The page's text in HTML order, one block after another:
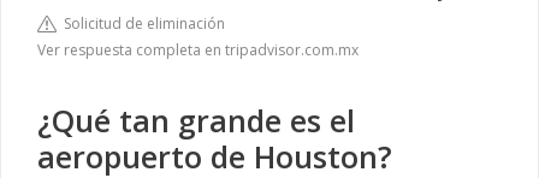
Solicitud de eliminación
Ver respuesta completa en tripadvisor.com.mx
¿Qué tan grande es el
aeropuerto de Houston?